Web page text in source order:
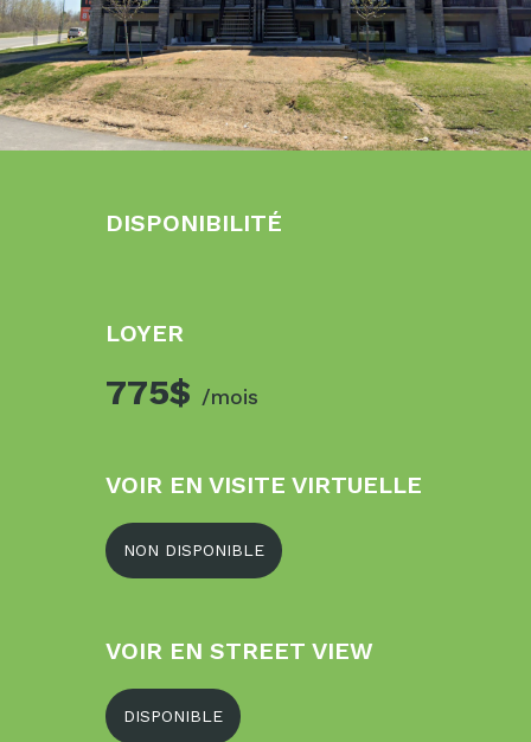
DISPONIBILITÉ
LOYER
775$ /mois
VOIR EN VISITE VIRTUELLE
NON DISPONIBLE
VOIR EN STREET VIEW
DISPONIBLE